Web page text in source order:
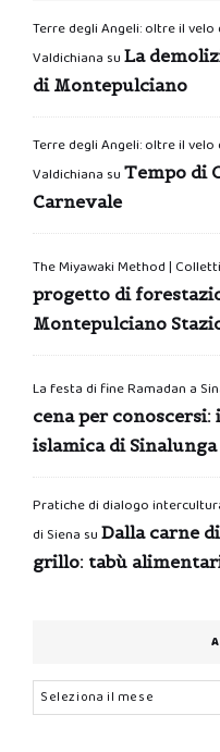
Terre degli Angeli: oltre il
Valdichiana su La
di Montepulciano
Terre degli Angeli: oltre il
Valdichiana su Tempo di
Carnevale
The Miyawaki Method |
progetto di
Montepulciano
La festa di fine Ramadan a
cena per
islamica di Sinalunga
Pratiche di dialogo
di Siena su Dalla carne
grillo: tabù
Archivi